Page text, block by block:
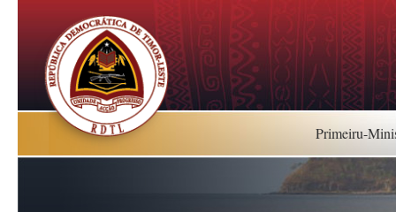
Primeiru-